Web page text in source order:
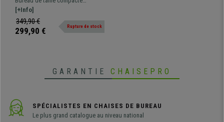
120x60x92cm, Métal et
Bois, Blanc
Dimensions 120x60 et 92 cm de
hauteur Bureau secrétaire
fonctionnel et design
[+Info]
349,90 €
299,90 € Rupture de stock
GARANTIE CHAISEPRO
SPÉCIALISTES EN CHAISES DE BUREAU
Le plus grand catalogue au niveau national